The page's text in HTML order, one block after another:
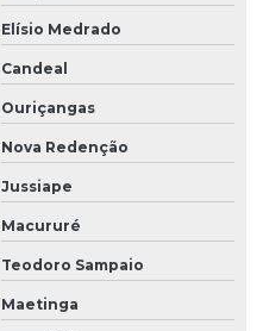
Elísio Medrado
Candeal
Ouriçangas
Nova Redenção
Jussiape
Macururé
Teodoro Sampaio
Maetinga